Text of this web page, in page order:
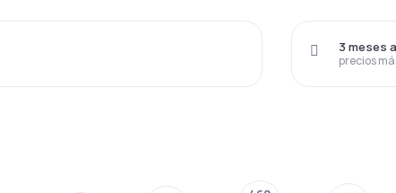
precios
3 meses